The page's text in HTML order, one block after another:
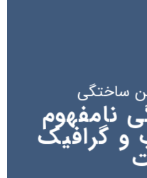
نامفهوم
و گرافیک